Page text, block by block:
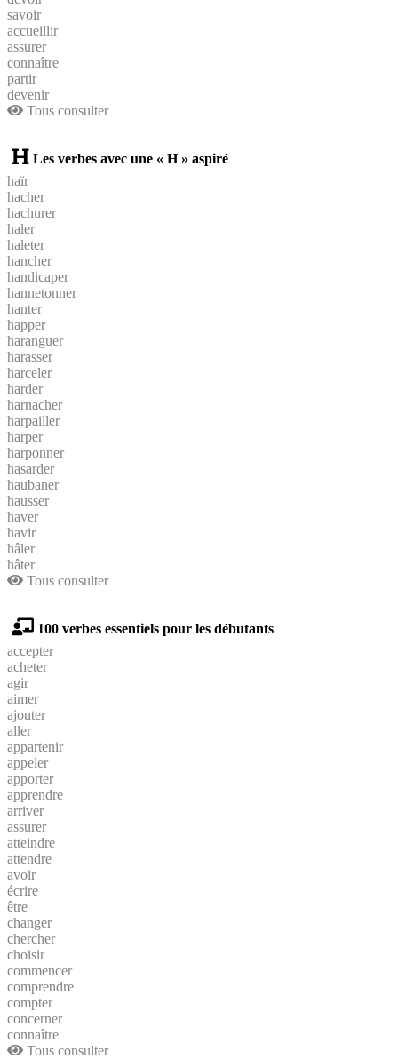
savoir
accueillir
assurer
connaître
partir
devenir
Tous consulter
Les verbes avec une « H » aspiré
haïr
hacher
hachurer
haler
haleter
hancher
handicaper
hannetonner
hanter
happer
haranguer
harasser
harceler
harder
harnacher
harpailler
harper
harponner
hasarder
haubaner
hausser
haver
havir
hâler
hâter
Tous consulter
100 verbes essentiels pour les débutants
accepter
acheter
agir
aimer
ajouter
aller
appartenir
appeler
apporter
apprendre
arriver
assurer
atteindre
attendre
avoir
écrire
être
changer
chercher
choisir
commencer
comprendre
compter
concerner
connaître
Tous consulter